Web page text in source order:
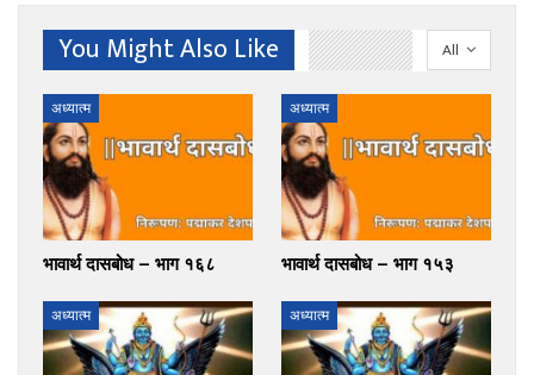
All
You Might Also Like
अध्यात्म
भावार्थ दासबोध – भाग १६८
अध्यात्म
भावार्थ दासबोध – भाग १५३
अध्यात्म अध्यात्म